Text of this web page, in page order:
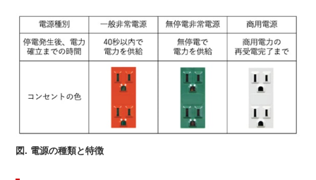
図. 電源の種類と特徴